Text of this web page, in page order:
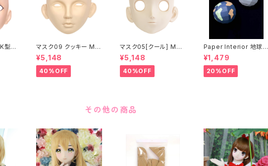
型］
マスク09 クッキー MA
SK09 “COOKIE”
¥5,148
40%OFF
マスク05[クール] MAS
K05[COOL]
¥5,148
40%OFF
Paper Interior 地球と
月 earth and moon
¥1,479
20%OFF
その他の商品